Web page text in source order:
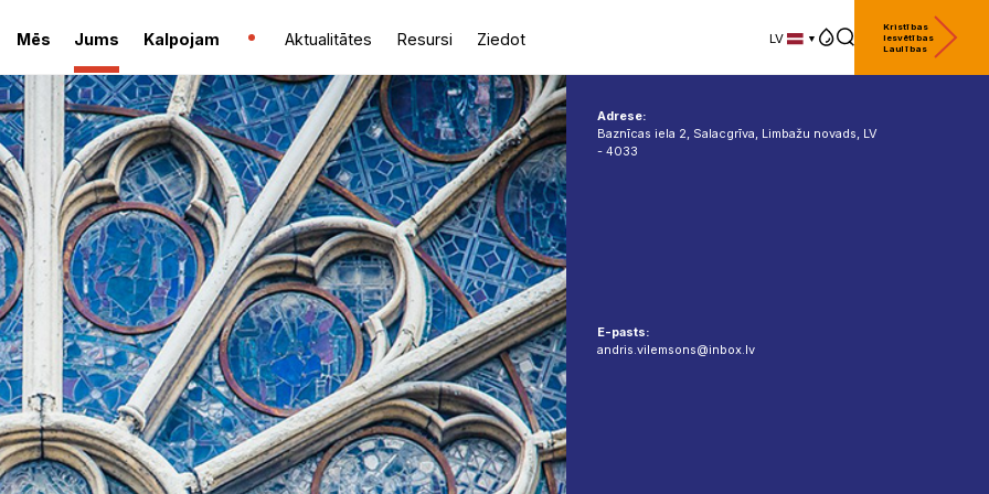
Mēs Jums Kalpojam Aktualitātes Resursi Ziedot
LV
Kristības
Iesvētības
Laulības
Adrese:
Baznīcas iela 2, Salacgrīva, Limbažu novads, LV
- 4033
E-pasts:
andris.vilemsons@inbox.lv